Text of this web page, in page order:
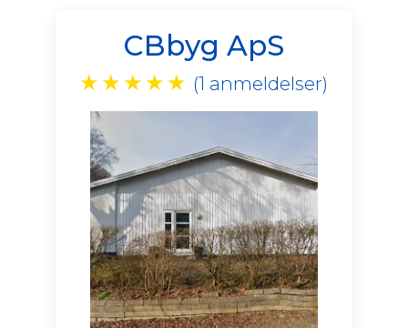
CBbyg ApS
★ ★ ★ ★ ★ (1 anmeldelser)